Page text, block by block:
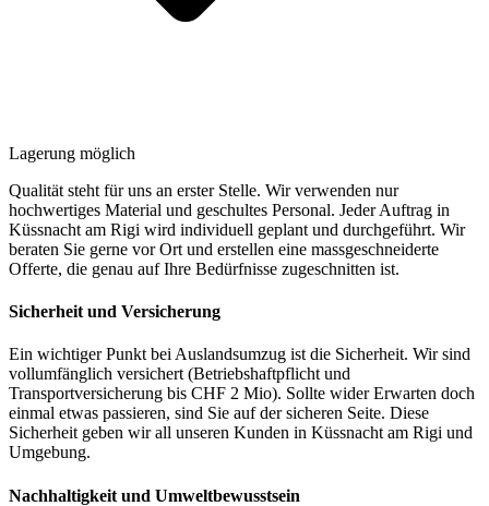
Lagerung möglich
Qualität steht für uns an erster Stelle. Wir verwenden nur
hochwertiges Material und geschultes Personal. Jeder Auftrag in
Küssnacht am Rigi wird individuell geplant und durchgeführt. Wir
beraten Sie gerne vor Ort und erstellen eine massgeschneiderte
Offerte, die genau auf Ihre Bedürfnisse zugeschnitten ist.
Sicherheit und Versicherung
Ein wichtiger Punkt bei Auslandsumzug ist die Sicherheit. Wir sind
vollumfänglich versichert (Betriebshaftpflicht und
Transportversicherung bis CHF 2 Mio). Sollte wider Erwarten doch
einmal etwas passieren, sind Sie auf der sicheren Seite. Diese
Sicherheit geben wir all unseren Kunden in Küssnacht am Rigi und
Umgebung.
Nachhaltigkeit und Umweltbewusstsein